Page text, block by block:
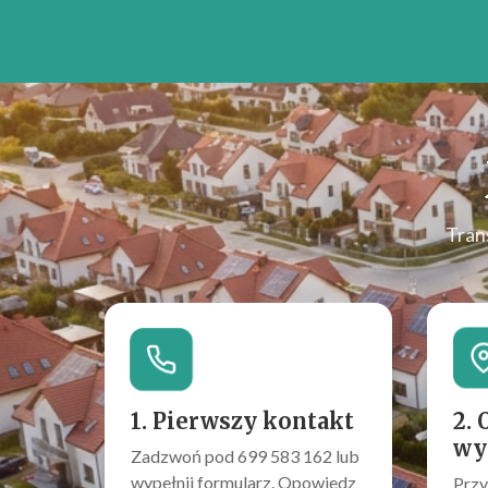
1. Pierwszy kontakt
Zadzwoń pod 699 583 162 lub
wypełnij formularz. Opowiedz
2.